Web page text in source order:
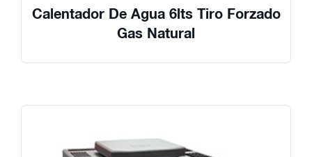
Calentador De Agua 6lts Tiro Forzado
Gas Natural